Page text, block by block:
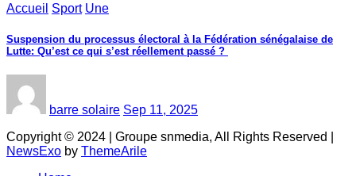
Accueil Sport Une
‎Suspension du processus électoral à la Fédération sénégalaise de
Lutte: Qu’est ce qui s’est réellement passé ? ‎‎
barre solaire Sep 11, 2025
Copyright © 2024 | Groupe snmedia, All Rights Reserved
NewsExo by ThemeArile